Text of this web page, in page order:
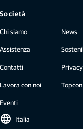
Società
Chi siamo
Assistenza
Contatti
Lavora con noi
Eventi
News
Privacy
language Italia